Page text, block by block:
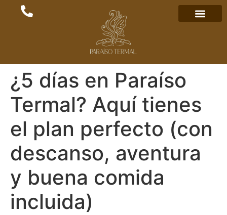
¿5 días en Paraíso
Termal? Aquí tienes
el plan perfecto (con
descanso, aventura
y buena comida
incluida)